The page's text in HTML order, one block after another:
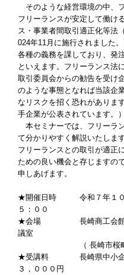
そのような経営環境の中、
フリーランスが安定して働け
ス・事業者間取引適正化等法
024年11月に施行されました
各種の義務を課しており、発
といえます。フリーランス法
取引委員会からの勧告を受け
のような事態となれば当該企
なリスクを招く恐れがありま
手企業が公表されています。）
本セミナーでは、フリーラ
て分かりやすく解説いたしま
フリーランスとの取引が適正
ための良い機会と存じますの
申しあげます。
★開催日時 令和７年１０
５：００
★会場 長崎商工会館
議室
（ 長崎市桜町４番
★受講料 長崎県中小企
３，０００円